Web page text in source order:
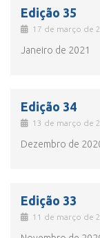
Edição 35
17 de março de
Janeiro de 2021
Edição 34
13 de março de
Dezembro de
Edição 33
11 de março de